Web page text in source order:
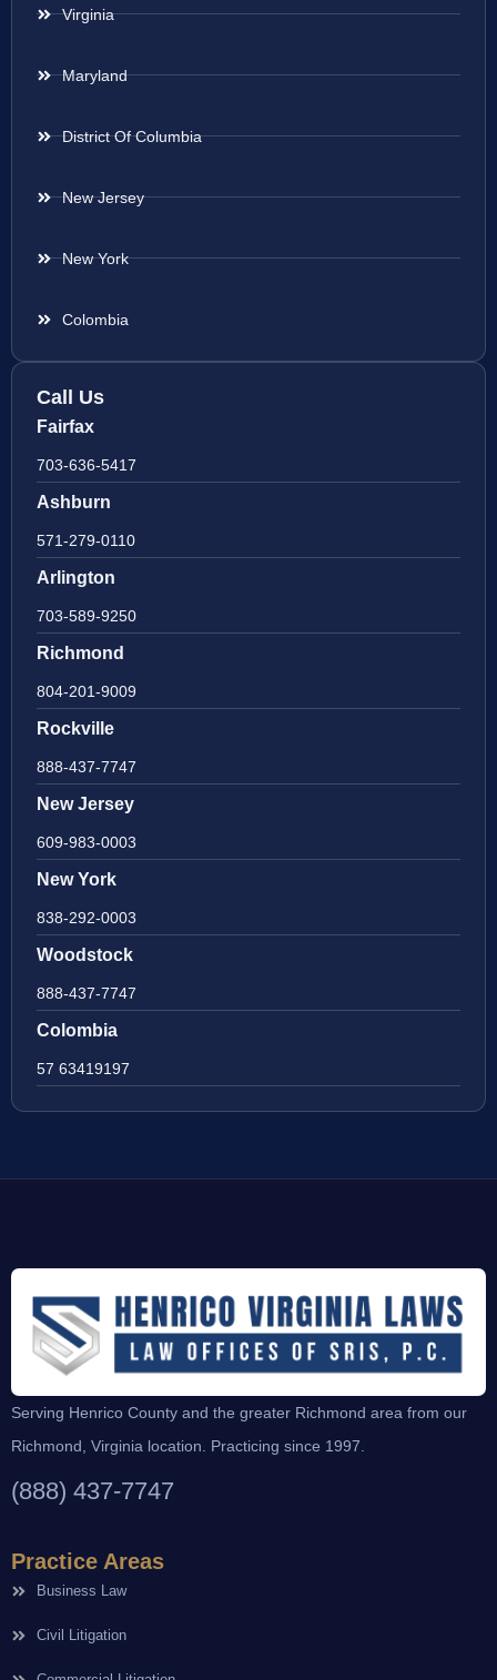
Virginia
Maryland
District Of Columbia
New Jersey
New York
Colombia
Call Us
Fairfax
703-636-5417
Ashburn
571-279-0110
Arlington
703-589-9250
Richmond
804-201-9009
Rockville
888-437-7747
New Jersey
609-983-0003
New York
838-292-0003
Woodstock
888-437-7747
Colombia
57 63419197
Serving Henrico County and the greater Richmond area from our
Richmond, Virginia location. Practicing since 1997.
(888) 437-7747
Practice Areas
Business Law
Civil Litigation